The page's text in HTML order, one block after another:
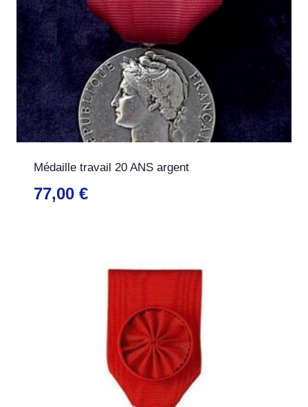
Médaille travail 20 ANS argent
77,00 €